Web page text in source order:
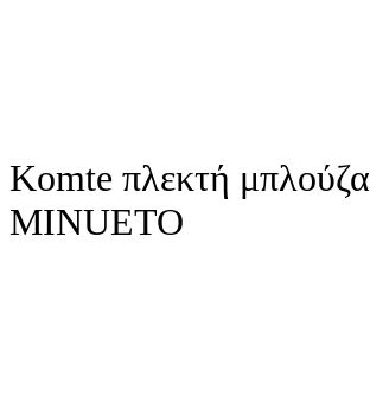
Komte πλεκτή μπλούζα
MINUETO